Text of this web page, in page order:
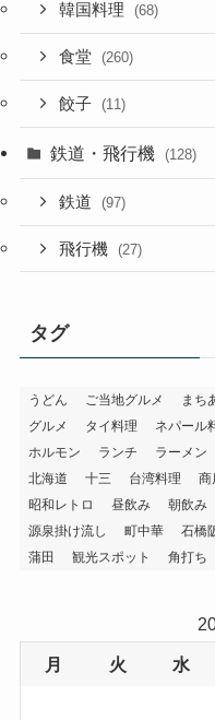
韓国料理 (68)
食堂 (260)
餃子 (11)
鉄道・飛行機 (128)
鉄道 (97)
飛行機 (27)
タグ
うどん ご当地グルメ まち
グルメ
タイ料理 ネパール
ホルモン
ランチ ラーメン
北海道
十三 台湾料理 商
昭和レトロ
昼飲み 朝飲み
源泉掛け流し
町中華 石橋
蒲田
観光スポット 角打ち
月 火 水